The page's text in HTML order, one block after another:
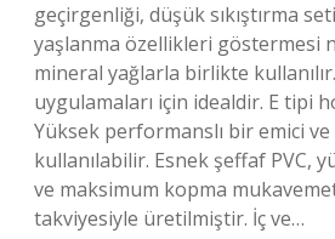
geçirgenliği, düşük sıkıştırma
yaşlanma özellikleri göstermesi
mineral yağlarla birlikte
uygulamaları için idealdir. E tipi
Yüksek performanslı bir emici
kullanılabilir. Esnek şeffaf PVC,
ve maksimum kopma
takviyesiyle üretilmiştir. İç ve…